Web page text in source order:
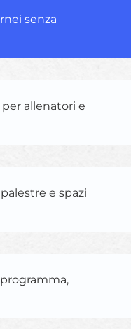
senza
allenatori e
e spazi